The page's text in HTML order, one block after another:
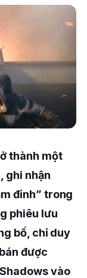
thành một
, ghi nhận
đỉnh” trong
phiêu lưu
bố, chỉ duy
được
vào